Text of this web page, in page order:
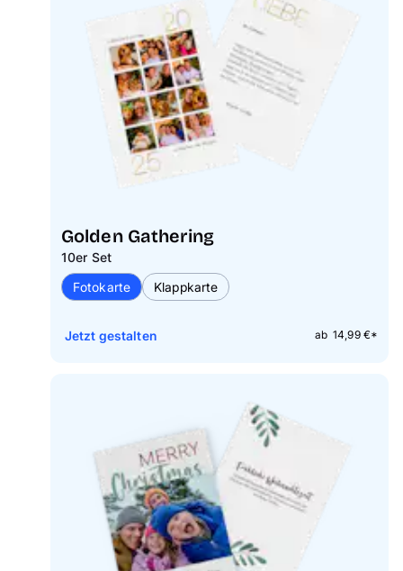
Golden Gathering
10er Set
Fotokarte
Klappkarte
ab 14,99 €*
Jetzt gestalten